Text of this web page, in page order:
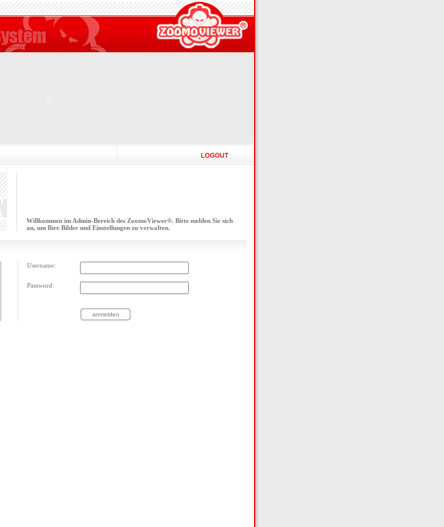
Willkommen im Admin-Bereich des ZoomoViewer®. Bitte melden Sie sich
an, um Ihre Bilder und Einstellungen zu verwalten.
Username:
Password: